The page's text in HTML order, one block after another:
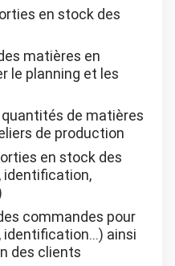
en stock des
matières en
le planning et les
de matières
de production
en stock des
identification,
commandes pour
ainsi
des clients